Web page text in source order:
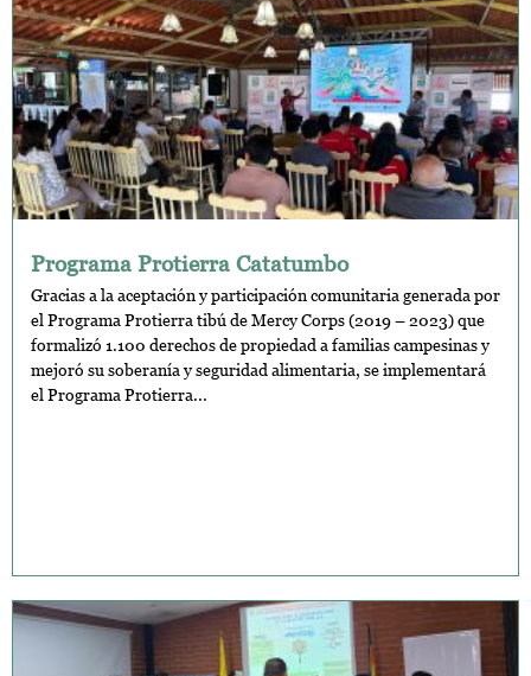
Programa Protierra Catatumbo
Gracias a la aceptación y participación comunitaria generada por
el Programa Protierra tibú de Mercy Corps (2019 – 2023) que
formalizó 1.100 derechos de propiedad a familias campesinas y
mejoró su soberanía y seguridad alimentaria, se implementará
el Programa Protierra...